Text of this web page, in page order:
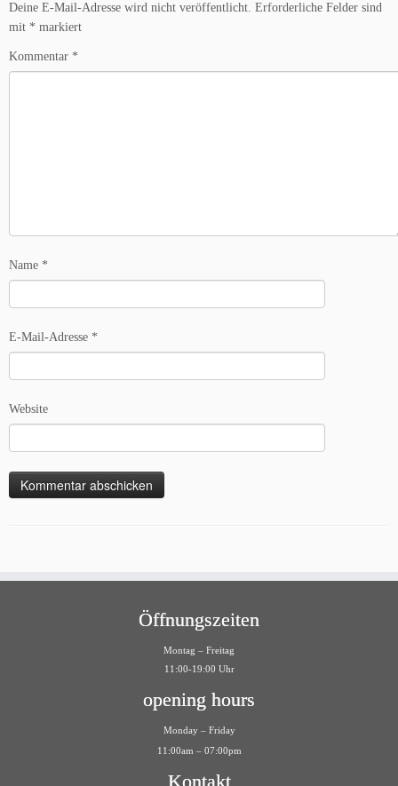
Deine E-Mail-Adresse wird nicht veröffentlicht. Erforderliche Felder sind
mit * markiert
Kommentar *
Name *
E-Mail-Adresse *
Website
Öffnungszeiten
Montag – Freitag
11:00-19:00 Uhr
opening hours
Monday – Friday
11:00am – 07:00pm
Kontakt